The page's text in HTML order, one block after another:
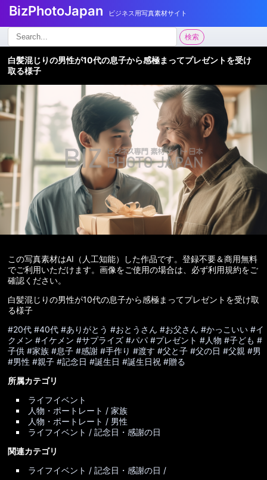
BizPhotoJapan ビジネス用写真素材サイト
検
索:
検索
白髪混じりの男性が10代の息子から感極まってプレゼントを受け
取る様子
この写真素材はAI（人工知能）した作品です。登録不要＆商用無料
でご利用いただけます。画像をご使用の場合は、必ず利用規約をご
確認ください。
白髪混じりの男性が10代の息子から感極まってプレゼントを受け取
る様子
#20代 #40代 #ありがとう #おとうさん #お父さん #かっこいい #イ
クメン #イケメン #サプライズ #パパ #プレゼント #人物 #子ども #
子供 #家族 #息子 #感謝 #手作り #渡す #父と子 #父の日 #父親 #男
#男性 #親子 #記念日 #誕生日 #誕生日祝 #贈る
所属カテゴリ
ライフイベント
人物・ポートレート / 家族
人物・ポートレート / 男性
ライフイベント / 記念日・感謝の日
関連カテゴリ
ライフイベント / 記念日・感謝の日 /